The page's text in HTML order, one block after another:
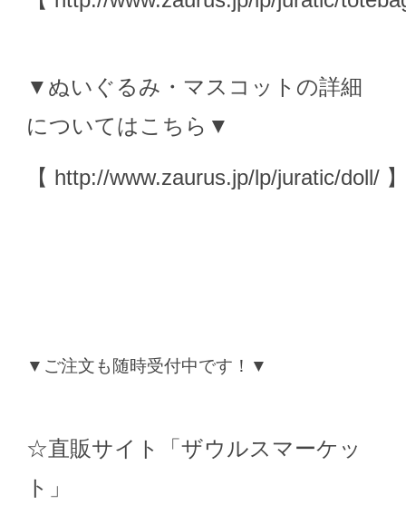
▼ぬいぐるみ・マスコットの詳細
についてはこちら▼
【 http://www.zaurus.jp/lp/juratic/doll/
▼ご注文も随時受付中です！▼
☆直販サイト「ザウルスマーケッ
ト」